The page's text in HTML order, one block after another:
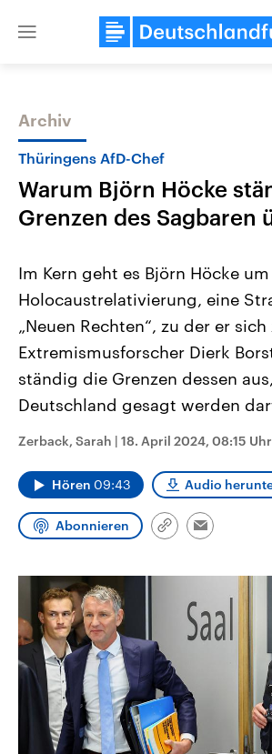
Close
Themen
Landtagswahl Sachsen-Anhalt
2026
Alle Informationen
Sachsen-Anhalt wählt am 6.
September 2026 einen neuen
Landtag. Seit 2021 wird das
Bundesland von einer Koalition aus
CDU, SPD und FDP regiert.-
Umfragen, Prognosen,
Wahlprogramme, aktuelle Berichte
und Kandidaten der anstehenden
Wahl.
USA
den
mit
Archiv
Thüringens AfD-Chef
Warum Björn Höcke
Grenzen des Sagbaren
Im Kern geht es Björn Höcke um
Holocaustrelativierung, eine
„Neuen Rechten“, zu der er
Extremismusforscher Dierk
ständig die Grenzen dessen
Deutschland gesagt werden
Zerback, Sarah | 18. April 2024, 08:15 Uhr
Hören 09:43 Audio
Abonnieren
Link
Email